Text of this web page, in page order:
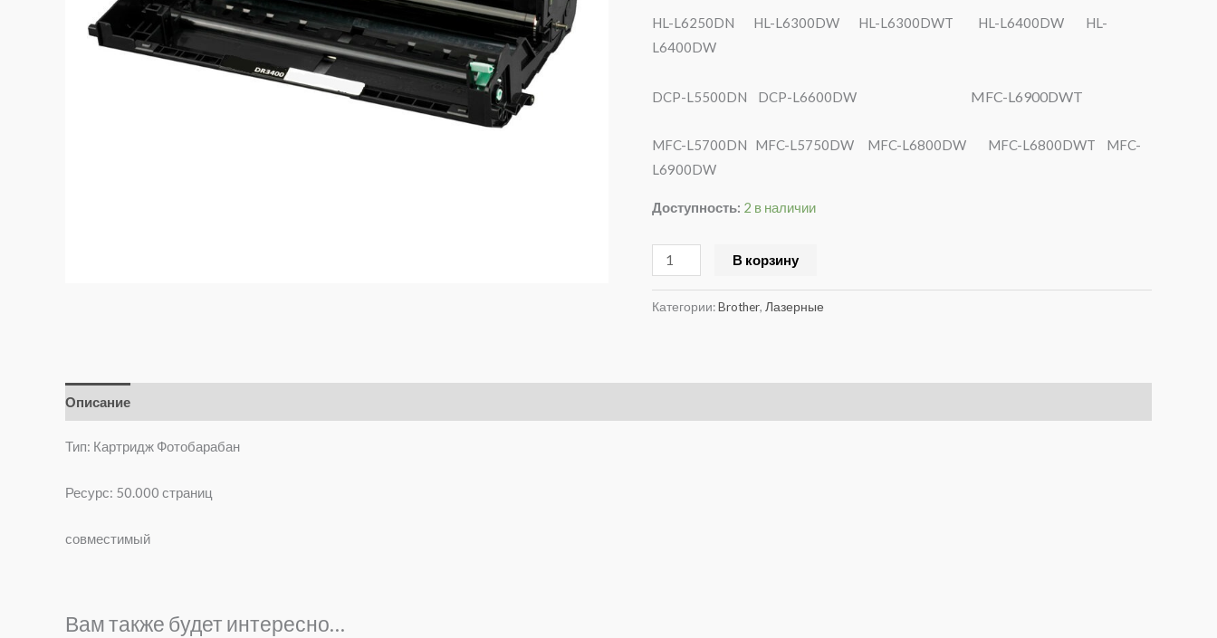
HL-L6250DN HL-L6300DW HL-L6300DWT HL-L6400DW HL-
L6400DW
DCP-L5500DN DCP-L6600DW MFC-L6900DWT
MFC-L5700DN MFC-L5750DW MFC-L6800DW MFC-L6800DWT MFC-
L6900DW
Доступность: 2 в наличии
В корзину
Категории:Brother, Лазерные
Описание
Тип: Картридж Фотобарабан
Ресурс: 50.000 страниц
совместимый
Вам также будет интересно…